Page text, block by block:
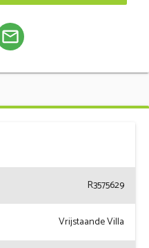
mail_outline
R3575629
Vrijstaande Villa